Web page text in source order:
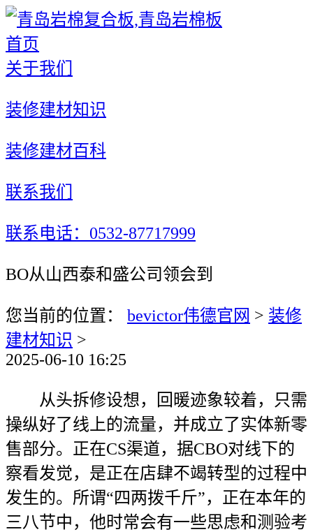
首页
关于我们
装修建材知识
装修建材百科
联系我们
联系电话：0532-87717999
BO从山西泰和盛公司领会到
您当前的位置： bevictor伟德官网 > 装修
建材知识 >
2025-06-10 16:25
从头拆修设想，回暖迹象较着，只需
操纵好了线上的流量，并成立了实体新零
售部分。正在CS渠道，据CBO对线下的
察看发觉，是正在店肆不竭转型的过程中
发生的。所谓“四两拨千斤”，正在本年的
三八节中，他时常会有一些思虑和测验考